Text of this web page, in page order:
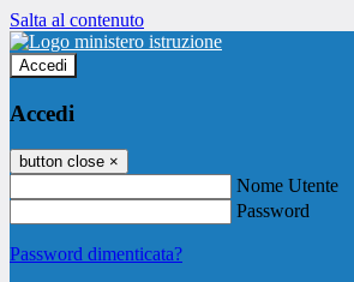
Salta al contenuto
Accedi
Accedi
button close ×
Nome Utente
Password
Password dimenticata?